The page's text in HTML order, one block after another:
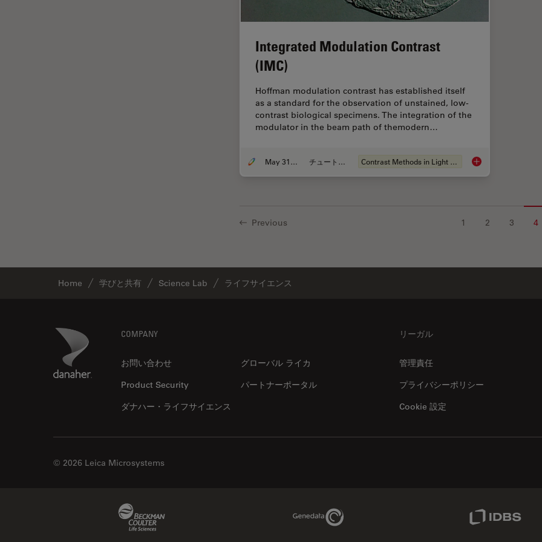
ラベルフリー
レーザー誘起ブレークダウン分
光法(LIBS)
ワイドフィールド顕微鏡
位相差顕微鏡
（OCT）
Integrated Modulation Contrast
(IMC)
Hoffman modulation contrast has established itself
as a standard for the observation of unstained, low-
contrast biological specimens. The integration of the
modulator in the beam path of themodern…
May 31, 2011 チュートリアル Contrast Methods in Light Microscopy Integrated
Previous 1 2 3 4
Home 学びと共有 Science Lab ライフサイエンス
Danaher Logo COMPANY
お問い合わせ
グローバル ライカ
Product Security
パートナーポータル
ダナハー・ライフサイエンス
リーガル
管理責任
プライバシーポリシー
Cookie 設定
© 2026 Leica Microsystems
Genedata Link